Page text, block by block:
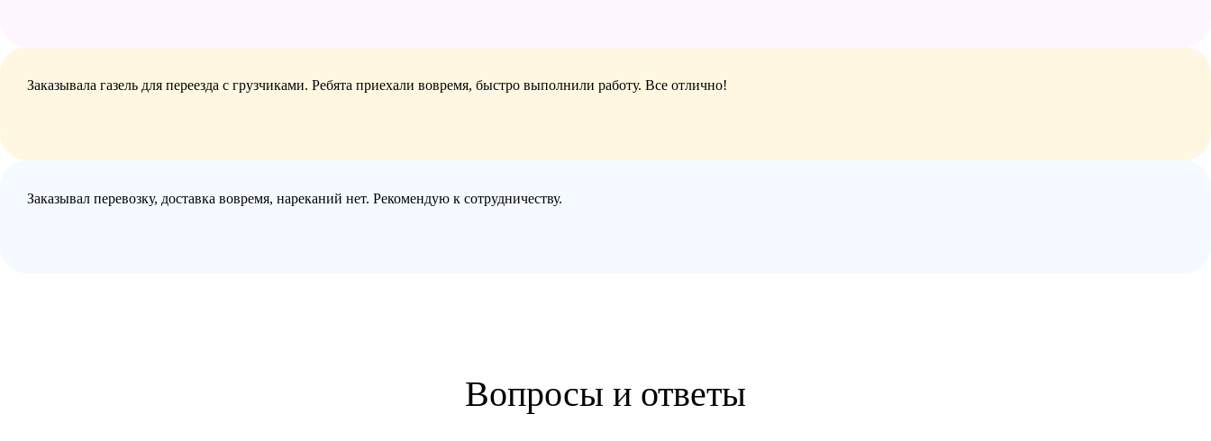
Заказывала газель для переезда с грузчиками. Ребята приехали вовремя, быстро выполнили работу. Все отлично!
Заказывал перевозку, доставка вовремя, нареканий нет. Рекомендую к сотрудничеству.
Вопросы и ответы